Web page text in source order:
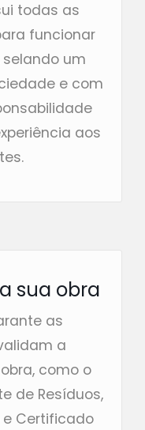
todas as
funcionar
um
e com
aos
sua obra
as
a
como o
de Resíduos,
Certificado